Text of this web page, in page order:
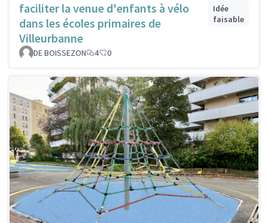
faciliter la venue d'enfants à vélo
dans les écoles primaires de
Villeurbanne
Idée
faisable
DE BOISSEZON 4 0